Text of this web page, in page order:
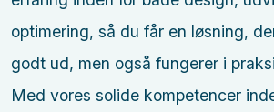
optimering, så du får en løsning,
godt ud, men også fungerer i
Med vores solide kompetencer